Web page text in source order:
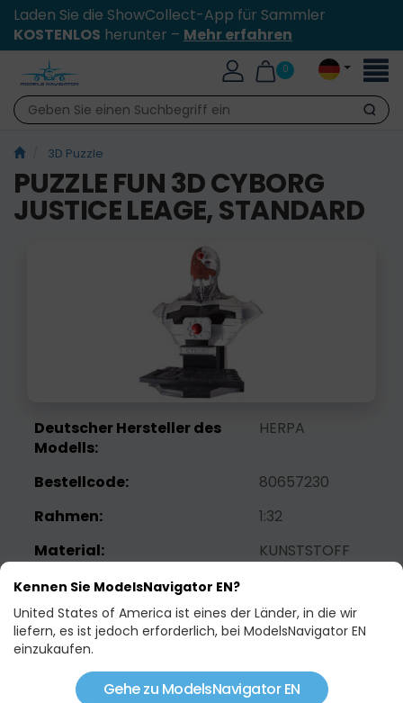
Laden Sie die ShowCollect-App für Sammler
KOSTENLOS herunter – Mehr erfahren
0
Suche
3D Puzzle
PUZZLE FUN 3D CYBORG
JUSTICE LEAGE, STANDARD
Deutscher Hersteller des
Modells:
HERPA
Bestellcode:
80657230
Rahmen:
1:32
Material:
KUNSTSTOFF
EAN:
Gewicht:
0.3 KG
27,90 €
Ausverkauft
Kennen Sie ModelsNavigator EN?
United States of America ist eines der Länder, in die wir
liefern, es ist jedoch erforderlich, bei ModelsNavigator EN
einzukaufen.
Gehe zu ModelsNavigator EN